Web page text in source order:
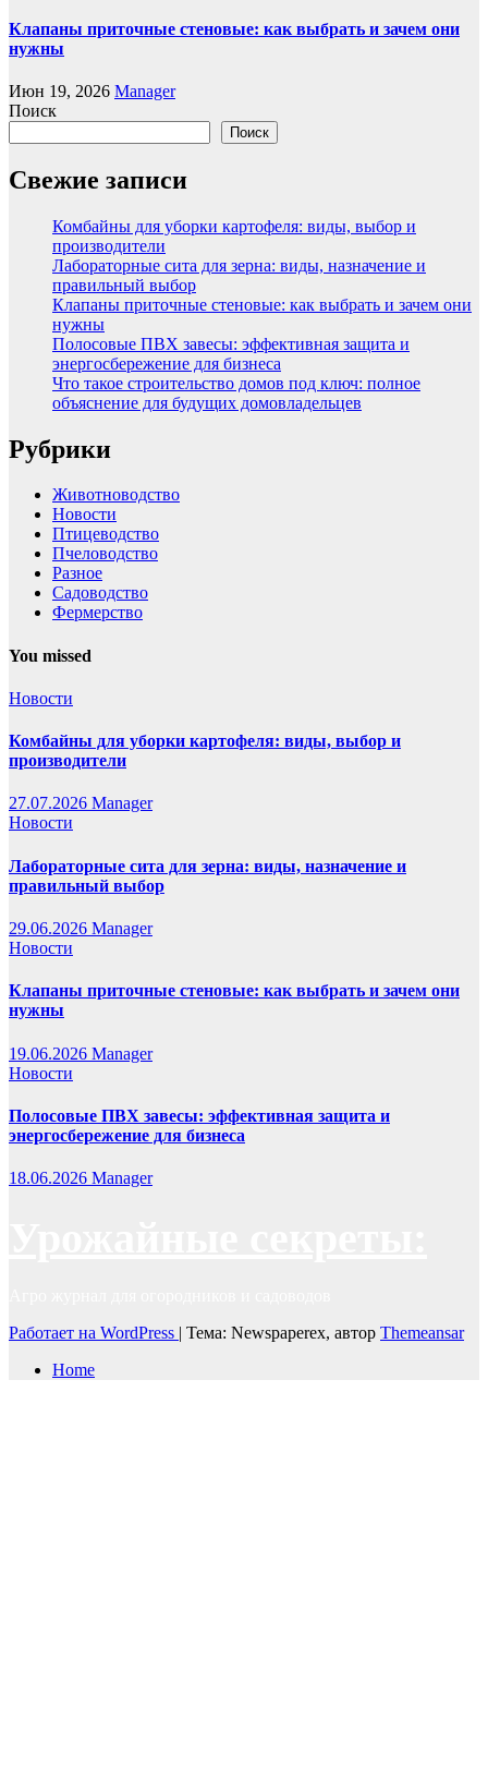
Клапаны приточные стеновые: как выбрать и зачем они
нужны
Июн 19, 2026 Manager
Поиск
Поиск
Свежие записи
Комбайны для уборки картофеля: виды, выбор и
производители
Лабораторные сита для зерна: виды, назначение и
правильный выбор
Клапаны приточные стеновые: как выбрать и зачем они
нужны
Полосовые ПВХ завесы: эффективная защита и
энергосбережение для бизнеса
Что такое строительство домов под ключ: полное
объяснение для будущих домовладельцев
Рубрики
Животноводство
Новости
Птицеводство
Пчеловодство
Разное
Садоводство
Фермерство
You missed
Новости
Комбайны для уборки картофеля: виды, выбор и
производители
27.07.2026 Manager
Новости
Лабораторные сита для зерна: виды, назначение и
правильный выбор
29.06.2026 Manager
Новости
Клапаны приточные стеновые: как выбрать и зачем они
нужны
19.06.2026 Manager
Новости
Полосовые ПВХ завесы: эффективная защита и
энергосбережение для бизнеса
18.06.2026 Manager
Работает на WordPress | Тема: Newspaperex, автор Themeansar
Home